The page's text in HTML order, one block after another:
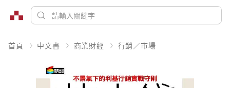
首頁 中文書 商業財經 行銷／市場